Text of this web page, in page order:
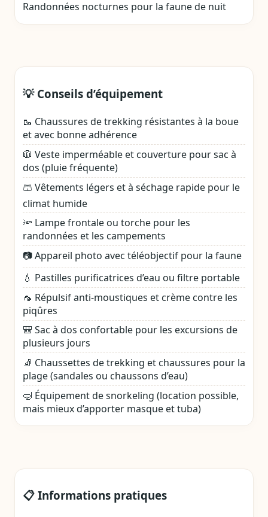
Randonnées nocturnes pour la faune de nuit
💡 Conseils d’équipement
🥾 Chaussures de trekking résistantes à la boue
et avec bonne adhérence
🧥 Veste imperméable et couverture pour sac à
dos (pluie fréquente)
🩳 Vêtements légers et à séchage rapide pour le
climat humide
🔦 Lampe frontale ou torche pour les
randonnées et les campements
📷 Appareil photo avec téléobjectif pour la faune
💧 Pastilles purificatrices d’eau ou filtre portable
🦟 Répulsif anti-moustiques et crème contre les
piqûres
🎒 Sac à dos confortable pour les excursions de
plusieurs jours
🧦 Chaussettes de trekking et chaussures pour la
plage (sandales ou chaussons d’eau)
🤿 Équipement de snorkeling (location possible,
mais mieux d’apporter masque et tuba)
📋 Informations pratiques